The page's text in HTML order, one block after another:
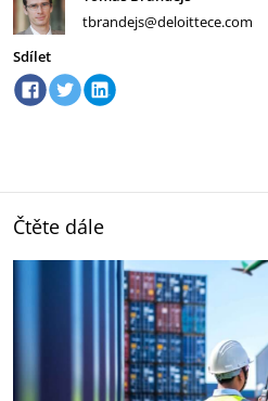
tbrandejs@deloittece.com
Sdílet
Čtěte dále